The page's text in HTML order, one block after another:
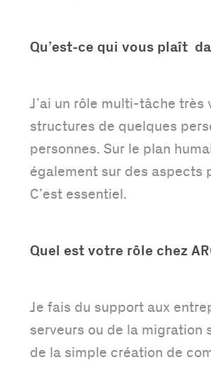
Qu’est-ce qui vous plaît
J’ai un rôle multi-tâche
structures de quelques
personnes. Sur le plan
également sur des aspects
C’est essentiel.
Quel est votre rôle chez
Je fais du support aux
serveurs ou de la migration
de la simple création de